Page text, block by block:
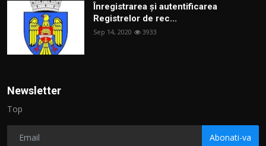
Înregistrarea și autentificarea
Registrelor de rec...
Sep 14, 2020 3933
Newsletter
Top
Abonati-va